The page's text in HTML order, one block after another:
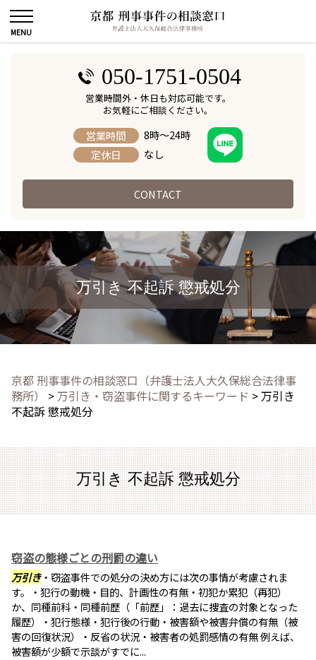
050-1751-0504
営業時間外・休日も対応可能です。
お気軽にご相談ください。
営業時間
8時～24時
定休日
なし
CONTACT
万引き 不起訴 懲戒処分
京都 刑事事件の相談窓口（弁護士法人大久保総合法律事
務所）
>万引き・窃盗事件に関するキーワード >万引き
不起訴 懲戒処分
万引き 不起訴 懲戒処分
窃盗の態様ごとの刑罰の違い
万引き・窃盗事件での処分の決め方には次の事情が考慮されま
す。・犯行の動機・目的、計画性の有無・初犯か累犯（再犯）
か、同種前科・同種前歴（「前歴」：過去に捜査の対象となった
履歴）・犯行態様・犯行後の行動・被害額や被害弁償の有無（被
害の回復状況）・反省の状況・被害者の処罰感情の有無 例えば、
被害額が少額で示談がすでに...